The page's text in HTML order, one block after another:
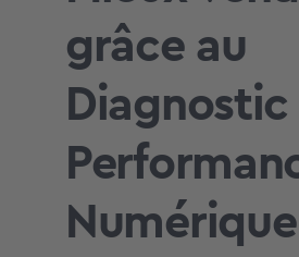
grâce au
Numérique